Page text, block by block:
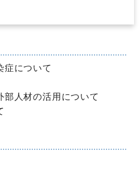
症について
人材の活用について